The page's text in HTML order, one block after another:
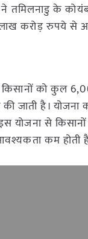
तमिलनाडु के
करोड़ रुपये से
को कुल
जाती है।
इस योजना से
कम होती